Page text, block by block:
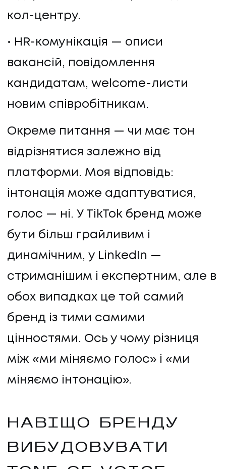
кол-центру.
HR-комунікація — описи
вакансій, повідомлення
кандидатам, welcome-листи
новим співробітникам.
Окреме питання — чи має тон
відрізнятися залежно від
платформи. Моя відповідь:
інтонація може адаптуватися,
голос — ні. У TikTok бренд може
бути більш грайливим і
динамічним, у LinkedIn —
стриманішим і експертним, але в
обох випадках це той самий
бренд із тими самими
цінностями. Ось у чому різниця
між «ми міняємо голос» і «ми
міняємо інтонацію».
НАВІЩО БРЕНДУ
ВИБУДОВУВАТИ